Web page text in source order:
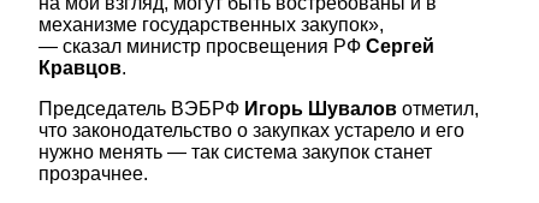
механизме государственных закупок»,
— сказал министр просвещения РФ Сергей
Кравцов.
Председатель ВЭБРФ Игорь Шувалов отметил,
что законодательство о закупках устарело и его
нужно менять — так система закупок станет
прозрачнее.